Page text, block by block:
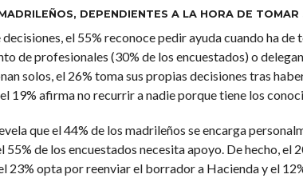
DEPENDIENTES A LA HORA DE TOMAR
decisiones, el 55% reconoce pedir ayuda cuando ha
de profesionales (30% de los encuestados) o
solos, el 26% toma sus propias decisiones tras
19% afirma no recurrir a nadie porque tiene los
que el 44% de los madrileños se encarga
55% de los encuestados necesita apoyo. De hecho, el
23% opta por reenviar el borrador a Hacienda y el